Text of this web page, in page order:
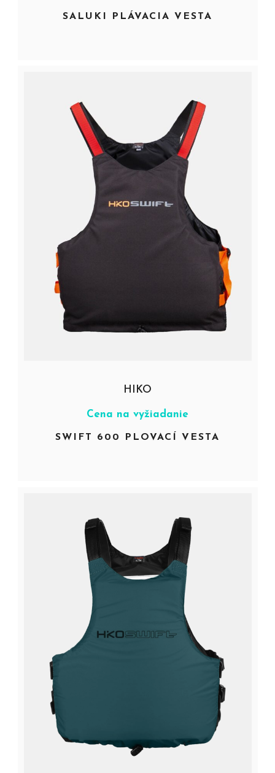
SALUKI PLÁVACIA VESTA
HIKO
Cena na vyžiadanie
SWIFT 600 PLOVACÍ VESTA